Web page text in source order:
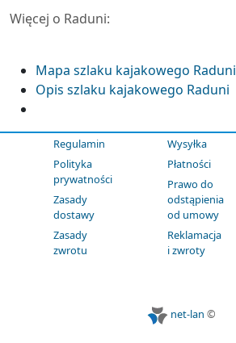
Więcej o Raduni:
Mapa szlaku kajakowego Raduni
Opis szlaku kajakowego Raduni
Regulamin
Polityka
prywatności
Zasady
dostawy
Zasady
zwrotu
Wysyłka
Płatności
Prawo do
odstąpienia
od umowy
Reklamacja
i zwroty
net-lan ©